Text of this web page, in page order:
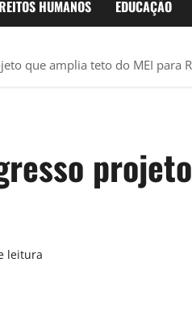
HUMANOS EDUCAÇÃO
que amplia teto do MEI para
leitura